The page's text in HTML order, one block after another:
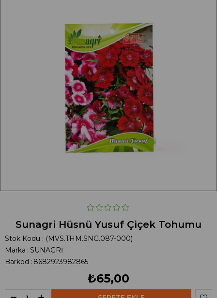
Sunagri Hüsnü Yusuf Çiçek Tohumu
Stok Kodu
(MVS.THM.SNG.087-000)
Marka : SUNAGRİ
Barkod : 8682923982865
₺65,00